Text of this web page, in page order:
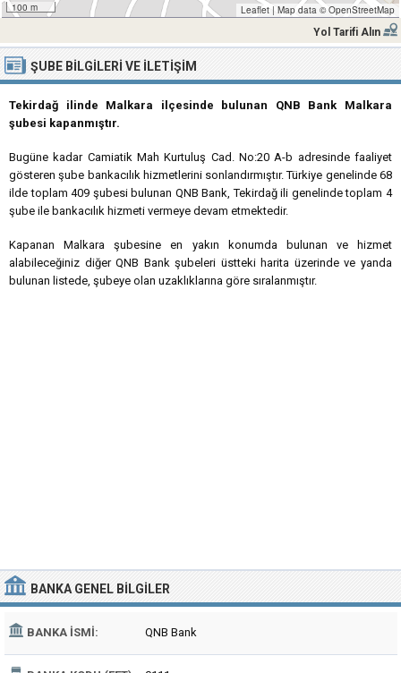
100 m Leaflet | Map data ©OpenStreetMap
Yol Tarifi Alın
ŞUBE BILGILERI VE İLETIŞIM
Tekirdağ ilinde Malkara ilçesinde bulunan QNB Bank Malkara
şubesi kapanmıştır.
Bugüne kadar Camiatik Mah Kurtuluş Cad. No:20 A-b adresinde faaliyet
gösteren şube bankacılık hizmetlerini sonlandırmıştır. Türkiye genelinde 68
ilde toplam 409 şubesi bulunan QNB Bank, Tekirdağ ili genelinde toplam 4
şube ile bankacılık hizmeti vermeye devam etmektedir.
Kapanan Malkara şubesine en yakın konumda bulunan ve hizmet
alabileceğiniz diğer QNB Bank şubeleri üstteki harita üzerinde ve yanda
bulunan listede, şubeye olan uzaklıklarına göre sıralanmıştır.
BANKA GENEL BILGILER
BANKA İSMI: QNB Bank